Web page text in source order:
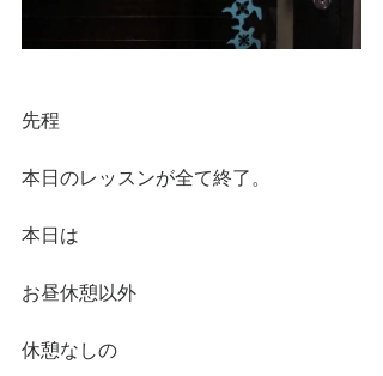
先程
本日のレッスンが全て終了。
本日は
お昼休憩以外
休憩なしの